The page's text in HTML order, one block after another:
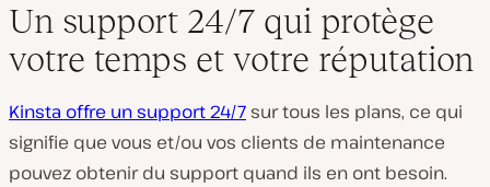
Un support 24/7 qui protège
votre temps et votre réputation
Kinsta offre un support 24/7 sur tous les plans, ce qui
signifie que vous et/ou vos clients de maintenance
pouvez obtenir du support quand ils en ont besoin.